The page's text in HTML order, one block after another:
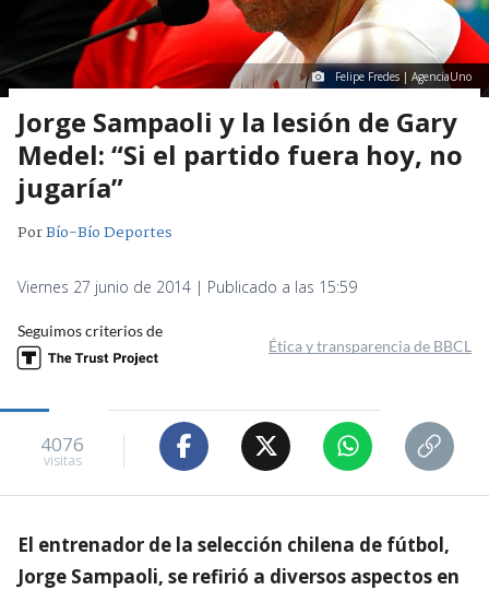
Felipe Fredes | AgenciaUno
Jorge Sampaoli y la lesión de Gary
Medel: “Si el partido fuera hoy, no
jugaría”
PorBío-Bío Deportes
Viernes 27 junio de 2014 | Publicado a las 15:59
Seguimos criterios de
Ética y transparencia de BBCL
4076
visitas
El entrenador de la selección chilena de fútbol,
Jorge Sampaoli, se refirió a diversos aspectos en